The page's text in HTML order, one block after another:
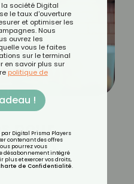
pour
?
société Digital
le taux d'ouverture
et optimiser les
Nous
ouvrez les
vous le faites
sur le terminal
en savoir plus sur
politique de
!
Digital Prisma Players
contenant des offres
pourrez vous
désabonnement intégré
plus et exercer vos droits,
de Confidentialité.